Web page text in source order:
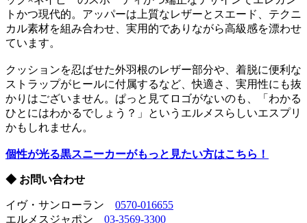
トかつ現代的。アッパーは上質なレザーとスエード、テクニ
カル素材を組み合わせ、実用的でありながら高級感を漂わせ
ています。
クッションを忍ばせた外羽根のレザー部分や、着脱に便利な
ストラップがヒールに付属するなど、快適さ、実用性にも抜
かりはございません。ぱっと見てロゴがないのも、「わかる
ひとにはわかるでしょう？」というエルメスらしいエスプリ
かもしれません。
個性が光る黒スニーカーがもっと見たい方はこちら！
◆ お問い合わせ
イヴ・サンローラン 0570-016655
エルメスジャポン 03-3569-3300